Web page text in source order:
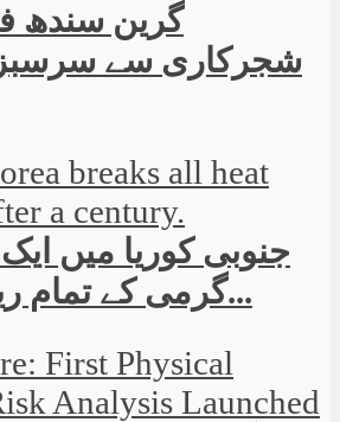
گرین سندھ
شجرکاری سے
جنوبی کوریا میں
گرمی کے تمام ریکارڈ ٹوٹ...